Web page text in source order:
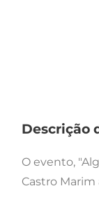
Descrição
O evento,
Castro Marim